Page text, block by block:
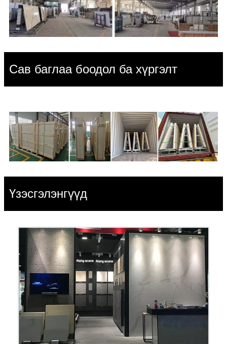
Сав баглаа боодол ба хүргэлт
Үзэсгэлэнгүүд